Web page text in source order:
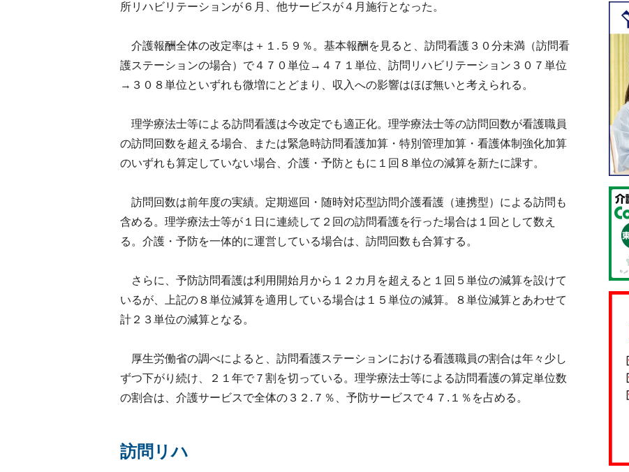
所リハビリテーションが６月、他サービスが４月施行となった。
介護報酬全体の改定率は＋１.５９％。基本報酬を見ると、訪問看護３０分未満（訪問看
護ステーションの場合）で４７０単位→４７１単位、訪問リハビリテーション３０７単位
→３０８単位といずれも微増にとどまり、収入への影響はほぼ無いと考えられる。
理学療法士等による訪問看護は今改定でも適正化。理学療法士等の訪問回数が看護職員
の訪問回数を超える場合、または緊急時訪問看護加算・特別管理加算・看護体制強化加算
のいずれも算定していない場合、介護・予防ともに１回８単位の減算を新たに課す。
訪問回数は前年度の実績。定期巡回・随時対応型訪問介護看護（連携型）による訪問も
含める。理学療法士等が１日に連続して２回の訪問看護を行った場合は１回として数え
る。介護・予防を一体的に運営している場合は、訪問回数も合算する。
さらに、予防訪問看護は利用開始月から１２カ月を超えると１回５単位の減算を設けて
いるが、上記の８単位減算を適用している場合は１５単位の減算。８単位減算とあわせて
計２３単位の減算となる。
厚生労働省の調べによると、訪問看護ステーションにおける看護職員の割合は年々少し
ずつ下がり続け、２１年で７割を切っている。理学療法士等による訪問看護の算定単位数
の割合は、介護サービスで全体の３２.７％、予防サービスで４７.１％を占める。
訪問リハ